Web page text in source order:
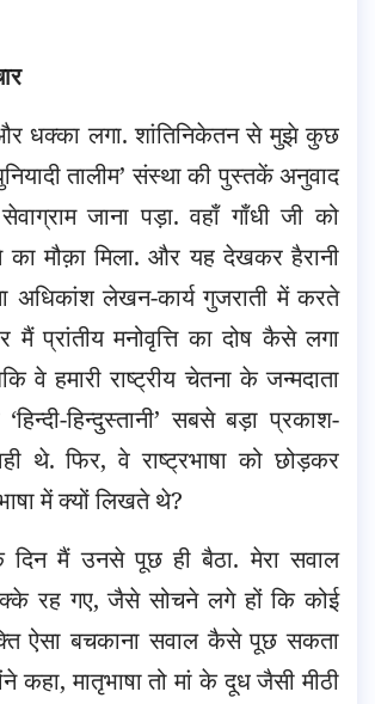
धक्का लगा. शांतिनिकेतन से मुझे कुछ
तालीम’ संस्था की पुस्तकें अनुवाद
जाना पड़ा. वहाँ गाँधी जी को
मौक़ा मिला. और यह देखकर हैरानी
अधिकांश लेखन-कार्य गुजराती में करते
मैं प्रांतीय मनोवृत्ति का दोष कैसे लगा
वे हमारी राष्ट्रीय चेतना के जन्मदाता
‘हिन्दी-हिन्दुस्तानी’ सबसे बड़ा प्रकाश-
थे. फिर, वे राष्ट्रभाषा को छोड़कर
में क्यों लिखते थे?
मैं उनसे पूछ ही बैठा. मेरा सवाल
रह गए, जैसे सोचने लगे हों कि कोई
ऐसा बचकाना सवाल कैसे पूछ सकता
कहा, मातृभाषा तो मां के दूध जैसी मीठी